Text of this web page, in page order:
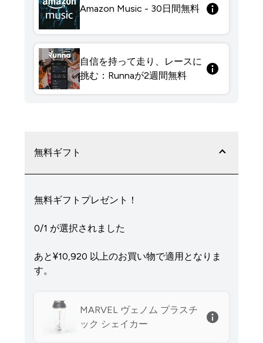
Amazon Music - 30日間無料
自信を持って走り、レースに
挑む：Runnaが2週間無料
無料ギフト
無料ギフトプレゼント！
0/1 が選択されました
あと¥10,920‎ 以上のお買い物で適用となりま
す。
MARVEL ヴェノム プラスチ
ック シェイカー